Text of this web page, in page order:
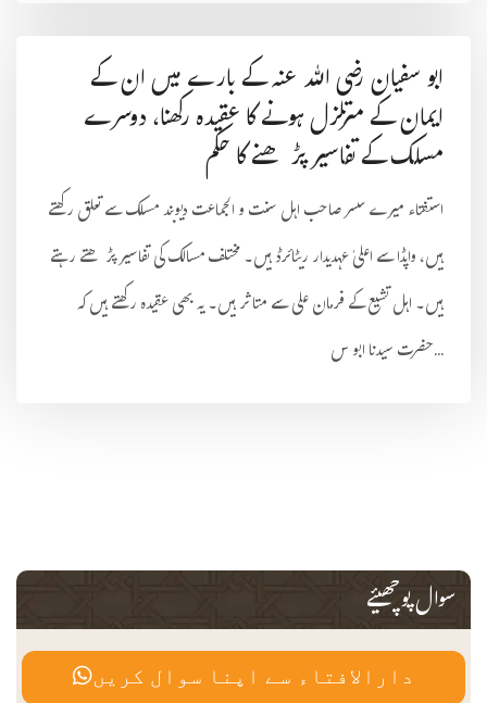
ابو سفیان رضی اللہ عنہ کے بارے میں ان کے
ایمان کے متزلزل ہونے کا عقیدہ رکھنا، دوسرے
مسلک کے تفاسیر پڑھنے کا حکم
استفتاء میرے سسر صاحب اہل سنت و الجماعت دیوبند مسلک سے تعلق رکھتے
ہیں، واپڈا سے اعلیٰ عہدیدار ریٹائرڈ ہیں۔ مختلف مسالک کی تفاسیر پڑھتے رہتے
ہیں۔ اہل تشیع کے فرمان علی سے متاثر ہیں۔ یہ بھی عقیدہ رکھتے ہیں کہ
حضرت سیدنا ابو س...
سوال پوچھیئے
دارالافتاء سے اپنا سوال کریں